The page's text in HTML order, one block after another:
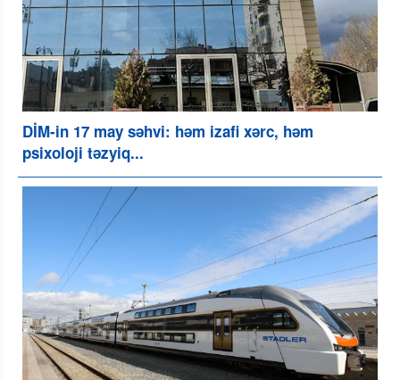
DİM-in 17 may səhvi: həm izafi xərc, həm
psixoloji təzyiq...